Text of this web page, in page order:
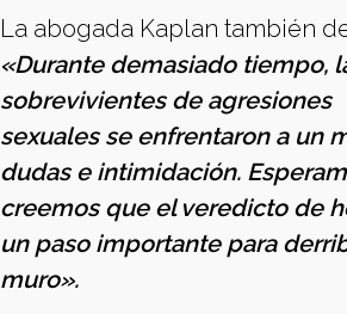
La abogada Kaplan también
«Durante demasiado tiempo,
sobrevivientes de agresiones
sexuales se enfrentaron a un
dudas e intimidación.
creemos que el veredicto de
un paso importante para
muro».